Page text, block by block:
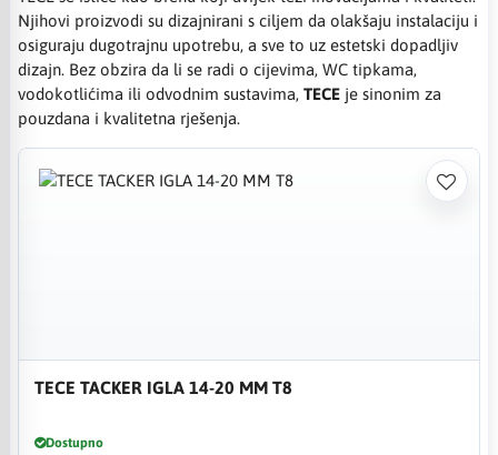
Njihovi proizvodi su dizajnirani s ciljem da olakšaju instalaciju i
osiguraju dugotrajnu upotrebu, a sve to uz estetski dopadljiv
dizajn. Bez obzira da li se radi o cijevima, WC tipkama,
vodokotlićima ili odvodnim sustavima, TECE je sinonim za
pouzdana i kvalitetna rješenja.
TECE TACKER IGLA 14-20 MM T8
Dostupno